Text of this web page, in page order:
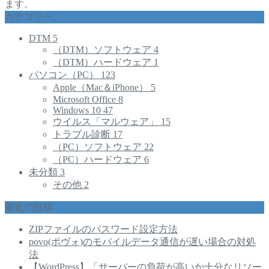
ます。
カテゴリー
DTM 5
（DTM）ソフトウェア 4
（DTM）ハードウェア 1
パソコン（PC） 123
Apple（Mac＆iPhone） 5
Microsoft Office 8
Windows 10 47
ウイルス「マルウェア」 15
トラブル診断 17
（PC）ソフトウェア 22
（PC）ハードウェア 6
未分類 3
その他 2
最近の投稿
ZIPファイルのパスワード設定方法
povo(ポヴォ)のモバイルデータ通信が遅い場合の対処
法
【WordPress】「サーバーの負荷が高いか十分なリソー